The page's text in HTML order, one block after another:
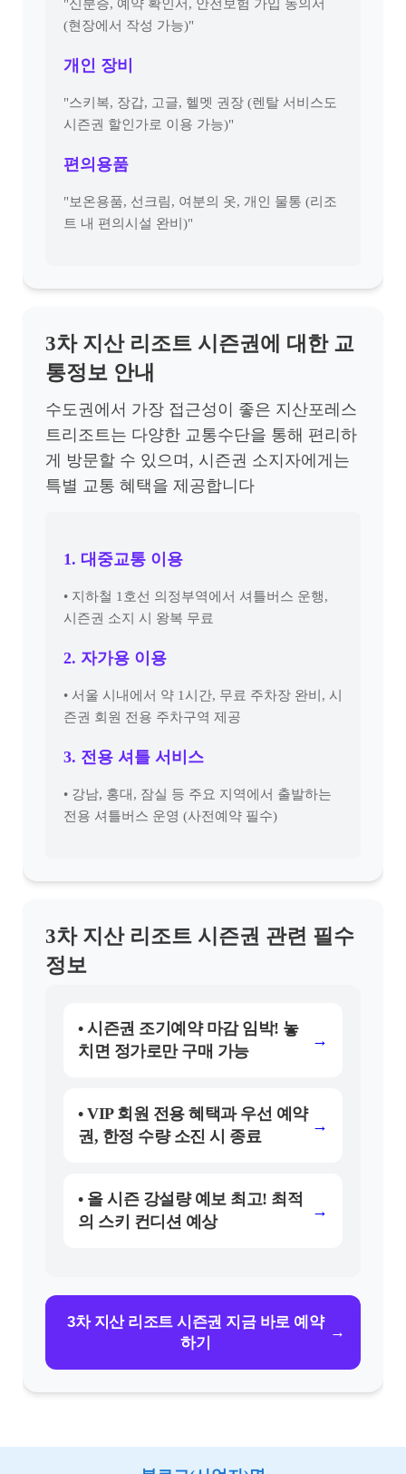
"신분증, 예약 확인서, 안전보험 가입 동의서
(현장에서 작성 가능)"
개인 장비
"스키복, 장갑, 고글, 헬멧 권장 (렌탈 서비스도
시즌권 할인가로 이용 가능)"
편의용품
"보온용품, 선크림, 여분의 옷, 개인 물통 (리조
트 내 편의시설 완비)"
3차 지산 리조트 시즌권에 대한 교
통정보 안내
수도권에서 가장 접근성이 좋은 지산포레스
트리조트는 다양한 교통수단을 통해 편리하
게 방문할 수 있으며, 시즌권 소지자에게는
특별 교통 혜택을 제공합니다
1. 대중교통 이용
• 지하철 1호선 의정부역에서 셔틀버스 운행,
시즌권 소지 시 왕복 무료
2. 자가용 이용
• 서울 시내에서 약 1시간, 무료 주차장 완비, 시
즌권 회원 전용 주차구역 제공
3. 전용 셔틀 서비스
• 강남, 홍대, 잠실 등 주요 지역에서 출발하는
전용 셔틀버스 운영 (사전예약 필수)
3차 지산 리조트 시즌권 관련 필수
정보
• 시즌권 조기예약 마감 임박! 놓
치면 정가로만 구매 가능
→
• VIP 회원 전용 혜택과 우선 예약
권, 한정 수량 소진 시 종료
→
• 올 시즌 강설량 예보 최고! 최적
의 스키 컨디션 예상
→
3차 지산 리조트 시즌권 지금 바로 예약
하기
→